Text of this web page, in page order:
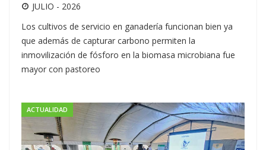
JULIO - 2026
Los cultivos de servicio en ganadería funcionan bien ya
que además de capturar carbono permiten la
inmovilización de fósforo en la biomasa microbiana fue
mayor con pastoreo
ACTUALIDAD